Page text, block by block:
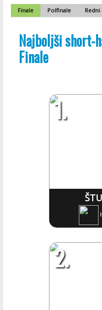
Finale Polfinale Redni
Najboljši short-
Finale
1.
2.